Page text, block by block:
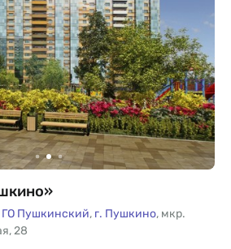
ГО Пушкинский, г. Пушкино, мкр.
,28